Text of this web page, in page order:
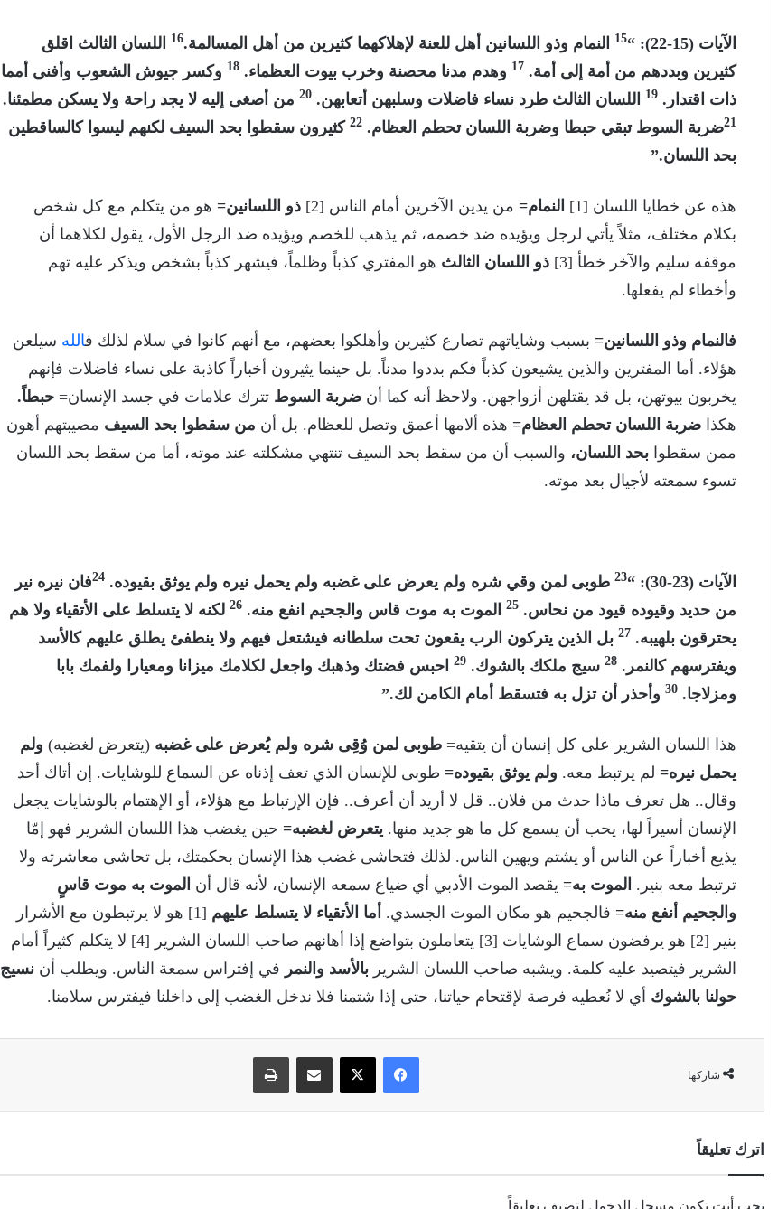
الآيات (15-22): “ 15 النمام وذو اللسانين أهل للعنة لإهلاكهما كثيرين من أهل المسالمة.16
اللسان الثالث اقلق
كثيرين وبددهم من أمة إلى أمة. 17 وهدم مدنا محصنة وخرب بيوت العظماء. 18 وكسر جيوش الشعوب وأفنى أمما
ذات اقتدار. 19 اللسان الثالث طرد نساء فاضلات وسلبهن أتعابهن. 20 من أصغى إليه لا يجد راحة ولا يسكن مطمئنا.
21ضربة السوط تبقي حبطا وضربة اللسان تحطم العظام. 22 كثيرون سقطوا بحد السيف لكنهم ليسوا كالساقطين
بحد اللسان.”
هذه عن خطايا اللسان [1] النمام= من يدين الآخرين أمام الناس [2] ذو اللسانين= هو من يتكلم مع كل شخص
بكلام مختلف، مثلاً يأتي لرجل ويؤيده ضد خصمه، ثم يذهب للخصم ويؤيده ضد الرجل الأول، يقول لكلاهما أن
موقفه سليم والآخر خطأ [3]
ذو اللسان الثالث هو المفتري كذباً وظلماً، فيشهر كذباً بشخص ويذكر عليه تهم
وأخطاء لم يفعلها.
فالنمام وذو اللسانين= بسبب وشاياتهم تصارع كثيرين وأهلكوا بعضهم، مع أنهم كانوا في سلام لذلك فالله سيلعن
هؤلاء. أما المفترين والذين يشيعون كذباً فكم بددوا مدناً. بل حينما يثيرون أخباراً كاذبة على نساء فاضلات فإنهم
يخربون بيوتهن، بل قد يقتلهن أزواجهن. ولاحظ أنه كما أن ضربة السوط تترك علامات في جسد الإنسان= حبطاً.
هكذا ضربة اللسان تحطم العظام= هذه ألامها أعمق وتصل للعظام. بل أن من سقطوا بحد السيف مصيبتهم أهون
ممن سقطوا بحد اللسان، والسبب أن من سقط بحد السيف تنتهي مشكلته عند موته، أما من سقط بحد اللسان
تسوء سمعته لأجيال بعد موته.
الآيات (23-30): “ 23 طوبى لمن وقي شره ولم يعرض على غضبه ولم يحمل نيره ولم يوثق بقيوده. 24فان نيره نير
من حديد وقيوده قيود من نحاس. 25 الموت به موت قاس والجحيم انفع منه. 26 لكنه لا يتسلط على الأتقياء ولا هم
يحترقون بلهيبه. 27 بل الذين يتركون الرب يقعون تحت سلطانه فيشتعل فيهم ولا ينطفئ يطلق عليهم كالأسد
ويفترسهم كالنمر. 28 سيج ملكك بالشوك. 29
احبس فضتك وذهبك واجعل لكلامك ميزانا ومعيارا ولفمك بابا
ومزلاجا. 30 وأحذر أن تزل به فتسقط أمام الكامن لك.”
هذا اللسان الشرير على كل إنسان أن يتقيه= طوبى لمن وُقِى شره ولم يُعرض على غضبه (يتعرض لغضبه) ولم
يحمل نيره= لم يرتبط معه. ولم يوثق بقيوده= طوبى للإنسان الذي تعف إذناه عن السماع للوشايات. إن أتاك أحد
وقال.. هل تعرف ماذا حدث من فلان.. قل لا أريد أن أعرف.. فإن الإرتباط مع هؤلاء، أو الإهتمام بالوشايات يجعل
الإنسان أسيراً لها، يحب أن يسمع كل ما هو جديد منها. يتعرض لغضبه= حين يغضب هذا اللسان الشرير فهو إمّا
يذيع أخباراً عن الناس أو يشتم ويهين الناس. لذلك فتحاشى غضب هذا الإنسان بحكمتك، بل تحاشى معاشرته ولا
ترتبط معه بنير. الموت به= يقصد الموت الأدبي أي ضياع سمعه الإنسان، لأنه قال أن الموت به موت قاسٍ
والجحيم أنفع منه= فالجحيم هو مكان الموت الجسدي. أما الأتقياء لا يتسلط عليهم
[1] هو لا يرتبطون مع الأشرار
بنير [2] هو يرفضون سماع الوشايات [3] يتعاملون بتواضع إذا أهانهم صاحب اللسان الشرير [4] لا يتكلم كثيراً أمام
الشرير فيتصيد عليه كلمة. ويشبه صاحب اللسان الشرير بالأسد والنمر في إفتراس سمعة الناس. ويطلب أن نسيج
حولنا بالشوك أي لا نُعطيه فرصة لإقتحام حياتنا، حتى إذا شتمنا فلا ندخل الغضب إلى داخلنا فيفترس سلامنا.
شاركها
فيسبوك‫X مشاركة عبر البريد طباعة
اترك تعليقاً
يجب أنت تكون مسجل الدخول لتضيف تعليقاً.